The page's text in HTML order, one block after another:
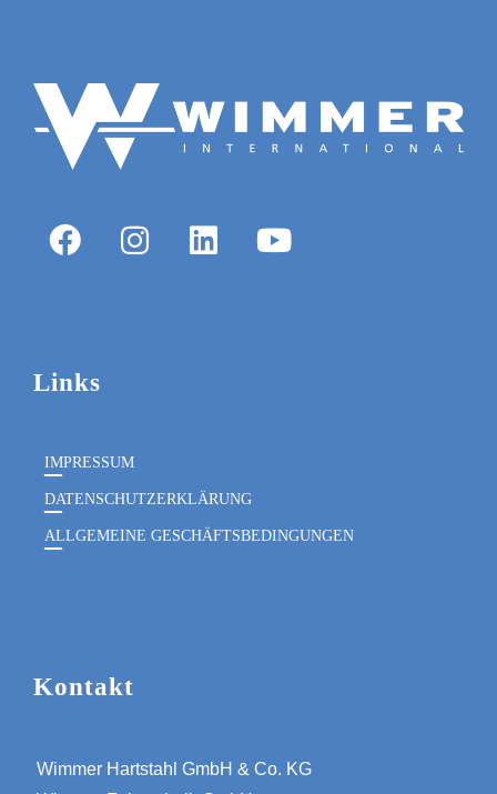
Links
IMPRESSUM
DATENSCHUTZERKLÄRUNG
ALLGEMEINE GESCHÄFTSBEDINGUNGEN
Kontakt
Wimmer Hartstahl GmbH & Co. KG